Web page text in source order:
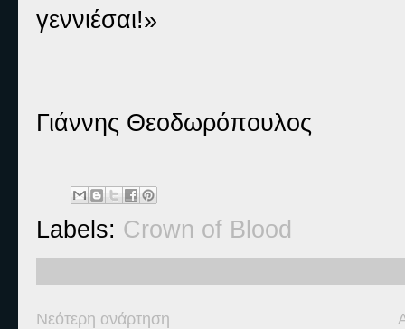
γεννιέσαι!»
Γιάννης Θεοδωρόπουλος
Labels: Crown of Blood
Νεότερη ανάρτηση